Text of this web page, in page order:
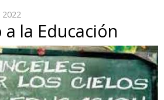
la Educación